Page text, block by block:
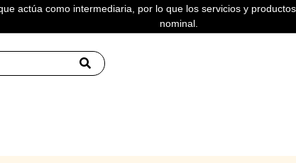
actúa como intermediaria, por lo que los servicios y
nominal.